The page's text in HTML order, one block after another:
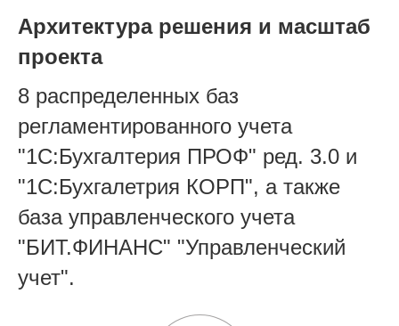
Архитектура решения и масштаб
проекта
8 распределенных баз
регламентированного учета
"1С:Бухгалтерия ПРОФ" ред. 3.0 и
"1С:Бухгалетрия КОРП", а также
база управленческого учета
"БИТ.ФИНАНС" "Управленческий
учет".